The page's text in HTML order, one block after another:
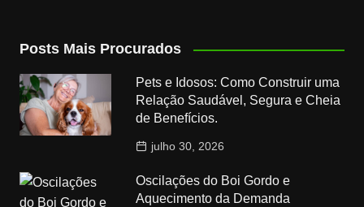
Posts Mais Procurados
Pets e Idosos: Como Construir uma
Relação Saudável, Segura e Cheia
de Benefícios.
julho 30, 2026
Oscilações do Boi Gordo e
Aquecimento da Demanda